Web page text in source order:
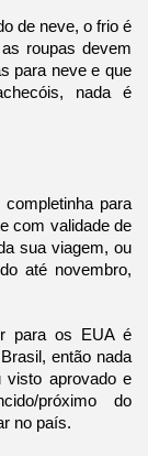
de neve, o frio é
roupas devem
para neve e que
nada é
para
com validade de
sua viagem, ou
até novembro,
para os EUA é
então nada
visto aprovado e
próximo do
no país.